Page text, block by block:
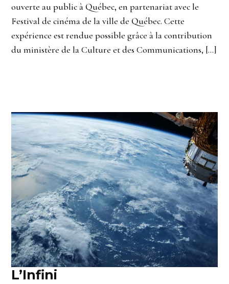
ouverte au public à Québec, en partenariat avec le
Festival de cinéma de la ville de Québec. Cette
expérience est rendue possible grâce à la contribution
du ministère de la Culture et des Communications, […]
L’Infini